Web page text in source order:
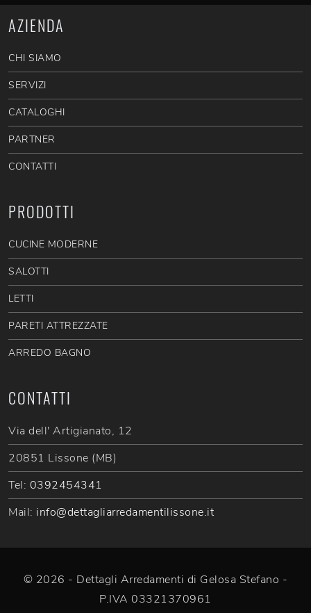
AZIENDA
CHI SIAMO
SERVIZI
CATALOGHI
PARTNER
CONTATTI
PRODOTTI
CUCINE MODERNE
SALOTTI
LETTI
PARETI ATTREZZATE
ARREDO BAGNO
CONTATTI
Via dell' Artigianato, 12
20851 Lissone (MB)
Tel: 0392454341
Mail: info@dettagliarredamentilissone.it
© 2026 - Dettagli Arredamenti di Gelosa Stefano -
P.IVA 03321370961